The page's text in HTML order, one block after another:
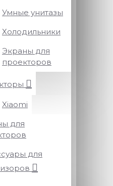
Умные унитазы
Холодильники
Экраны для
проекторов
Xiaomi
для
для